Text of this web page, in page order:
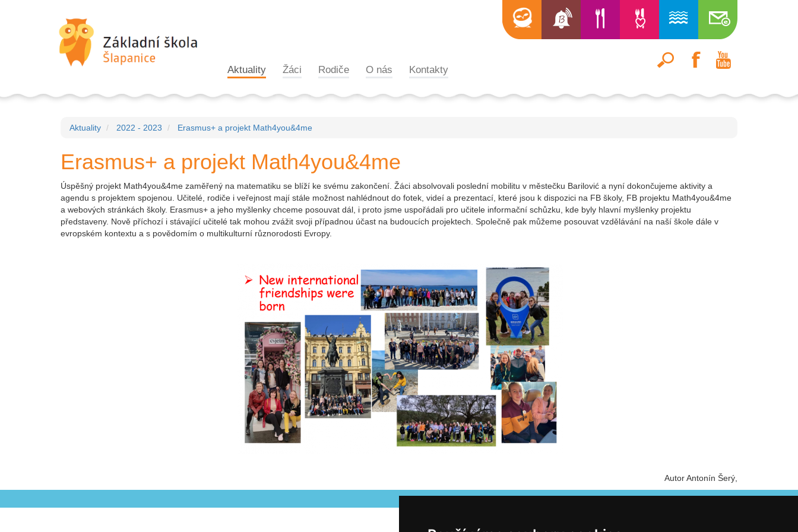
Aktuality Žáci Rodiče O nás Kontakty
Aktuality 2022 - 2023 Erasmus+ a projekt Math4you&4me
Erasmus+ a projekt Math4you&4me
Úspěšný projekt Math4you&4me zaměřený na matematiku se blíží ke svému zakončení. Žáci absolvovali poslední mobilitu v městečku Barilović a nyní dokončujeme aktivity a
agendu s projektem spojenou. Učitelé, rodiče i veřejnost mají stále možnost nahlédnout do fotek, videí a prezentací, které jsou k dispozici na FB školy, FB projektu Math4you&4me
a webových stránkách školy. Erasmus+ a jeho myšlenky chceme posouvat dál, i proto jsme uspořádali pro učitele informační schůzku, kde byly hlavní myšlenky projektu
představeny. Nově příchozí i stávající učitelé tak mohou zvážit svoji případnou účast na budoucích projektech. Společně pak můžeme posouvat vzdělávání na naší škole dále v
evropském kontextu a s povědomím o multikulturní různorodosti Evropy.
Autor Antonín Šerý